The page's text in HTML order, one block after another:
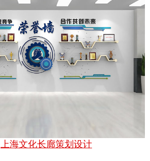
上海文化长廊策划设计